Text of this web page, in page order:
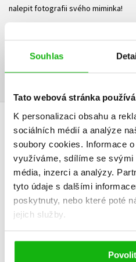
Souhlas
Tato webová stránka
K personalizaci obsahu a
sociálních médií a analýze
soubory cookies. Informace
využíváme, sdílíme se svými
média, inzerci a analýzy.
tyto údaje s dalšími
poskytnuty, nebo které poté
jejich služby.
nalepit fotografii svého miminka!
Ukázka.pdf
HODNOCENÍ ČTENÁŘŮ
V současné době nejsou vytvořena
Vaše hodnocení
Uživatelskou recenzi mohou
Přihlásit